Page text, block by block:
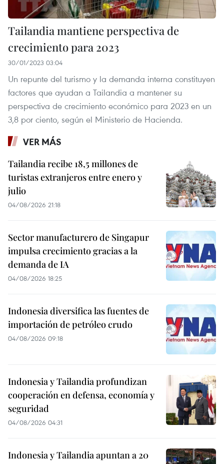
Tailandia mantiene perspectiva de
crecimiento para 2023
30/01/2023 03:04
Un repunte del turismo y la demanda interna constituyen
factores que ayudan a Tailandia a mantener su
perspectiva de crecimiento económico para 2023 en un
3,8 por ciento, según el Ministerio de Hacienda.
VER MÁS
Tailandia recibe 18,5 millones de
turistas extranjeros entre enero y
julio
04/08/2026 21:18
Sector manufacturero de Singapur
impulsa crecimiento gracias a la
demanda de IA
04/08/2026 18:25
Indonesia diversifica las fuentes de
importación de petróleo crudo
04/08/2026 09:18
Indonesia y Tailandia profundizan
cooperación en defensa, economía y
seguridad
04/08/2026 04:31
Indonesia y Tailandia apuntan a 20